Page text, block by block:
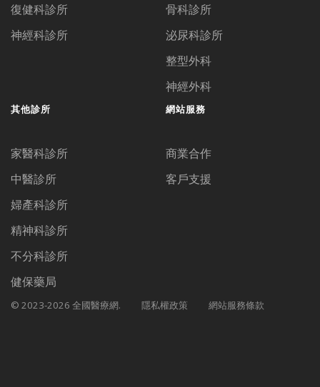
復健科診所
神經科診所
骨科診所
泌尿科診所
整型外科
神經外科
其他診所
家醫科診所
中醫診所
婦產科診所
精神科診所
不分科診所
健保藥局
網站服務
商業合作
客戶支援
© 2023-2026 全國醫療網. 隱私權政策 網站服務條款